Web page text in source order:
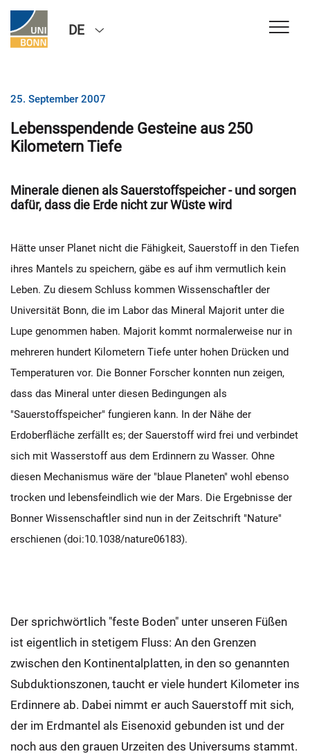
DE
25. September 2007
Lebensspendende Gesteine aus 250
Kilometern Tiefe
Minerale dienen als Sauerstoffspeicher - und sorgen
dafür, dass die Erde nicht zur Wüste wird
Hätte unser Planet nicht die Fähigkeit, Sauerstoff in den Tiefen
ihres Mantels zu speichern, gäbe es auf ihm vermutlich kein
Leben. Zu diesem Schluss kommen Wissenschaftler der
Universität Bonn, die im Labor das Mineral Majorit unter die
Lupe genommen haben. Majorit kommt normalerweise nur in
mehreren hundert Kilometern Tiefe unter hohen Drücken und
Temperaturen vor. Die Bonner Forscher konnten nun zeigen,
dass das Mineral unter diesen Bedingungen als
"Sauerstoffspeicher" fungieren kann. In der Nähe der
Erdoberfläche zerfällt es; der Sauerstoff wird frei und verbindet
sich mit Wasserstoff aus dem Erdinnern zu Wasser. Ohne
diesen Mechanismus wäre der "blaue Planeten" wohl ebenso
trocken und lebensfeindlich wie der Mars. Die Ergebnisse der
Bonner Wissenschaftler sind nun in der Zeitschrift "Nature"
erschienen (doi:10.1038/nature06183).
Der sprichwörtlich "feste Boden" unter unseren Füßen
ist eigentlich in stetigem Fluss: An den Grenzen
zwischen den Kontinentalplatten, in den so genannten
Subduktionszonen, taucht er viele hundert Kilometer ins
Erdinnere ab. Dabei nimmt er auch Sauerstoff mit sich,
der im Erdmantel als Eisenoxid gebunden ist und der
noch aus den grauen Urzeiten des Universums stammt.